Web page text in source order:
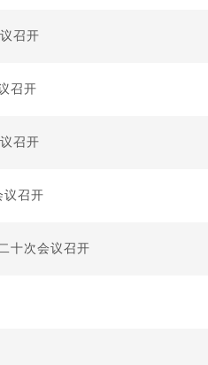
召开
召开
召开
议召开
十次会议召开